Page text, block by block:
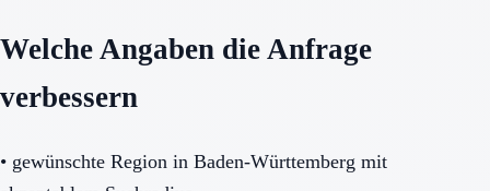
Welche Angaben die Anfrage
verbessern
• gewünschte Region in Baden-Württemberg mit